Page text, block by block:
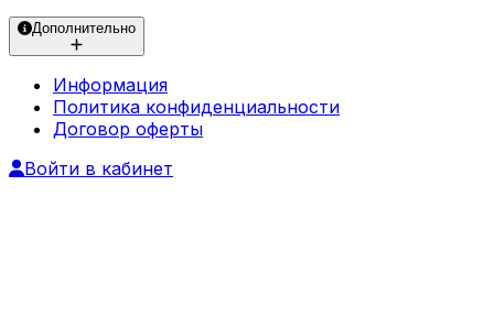
Дополнительно
Информация
Политика конфиденциальности
Договор оферты
Войти в кабинет